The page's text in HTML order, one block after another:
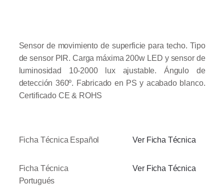
Sensor de movimiento de superficie para techo. Tipo
de sensor PIR. Carga máxima 200w LED y sensor de
luminosidad 10-2000 lux ajustable. Ángulo de
detección 360º. Fabricado en PS y acabado blanco.
Certificado CE & ROHS
Ficha Técnica Español Ver Ficha Técnica
Ficha Técnica
Portugués
Ver Ficha Técnica